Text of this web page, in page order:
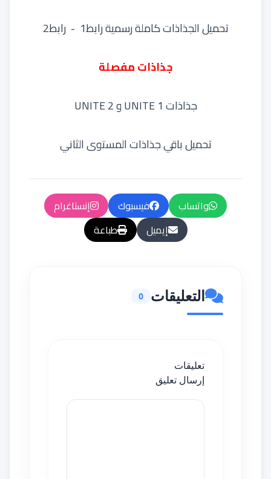
تحميل الجذاذات كاملة رسميةرابط1 - رابط2
جذاذات مفصلة
جذاذات UNITE 1 و 2 UNITE
تحميل باقي جذاذات المستوى الثاني
واتساب فيسبوك
إنستاغرام
إيميل
طباعة
التعليقات 0
تعليقات
إرسال تعليق